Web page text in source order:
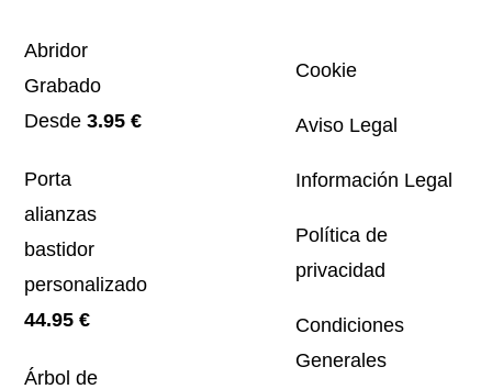
Abridor
Grabado
Desde3.95€
Porta
alianzas
bastidor
personalizado
44.95€
Árbol de
Cookie
Aviso Legal
Información Legal
Política de
privacidad
Condiciones
Generales